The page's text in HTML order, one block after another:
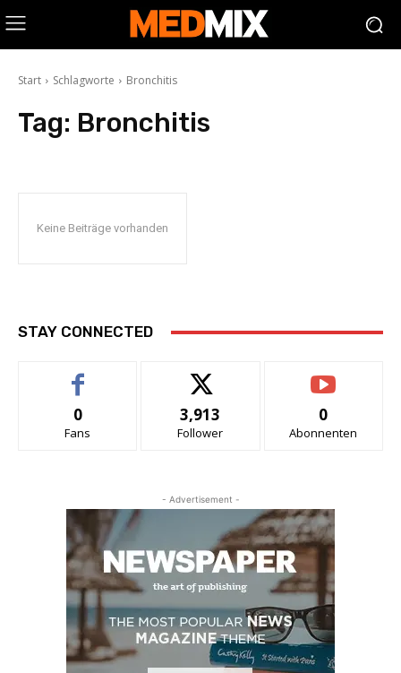
Start Schlagworte Bronchitis
Tag: Bronchitis
Keine Beiträge vorhanden
STAY CONNECTED
0
Fans
3,913
Follower
0
Abonnenten
- Advertisement -